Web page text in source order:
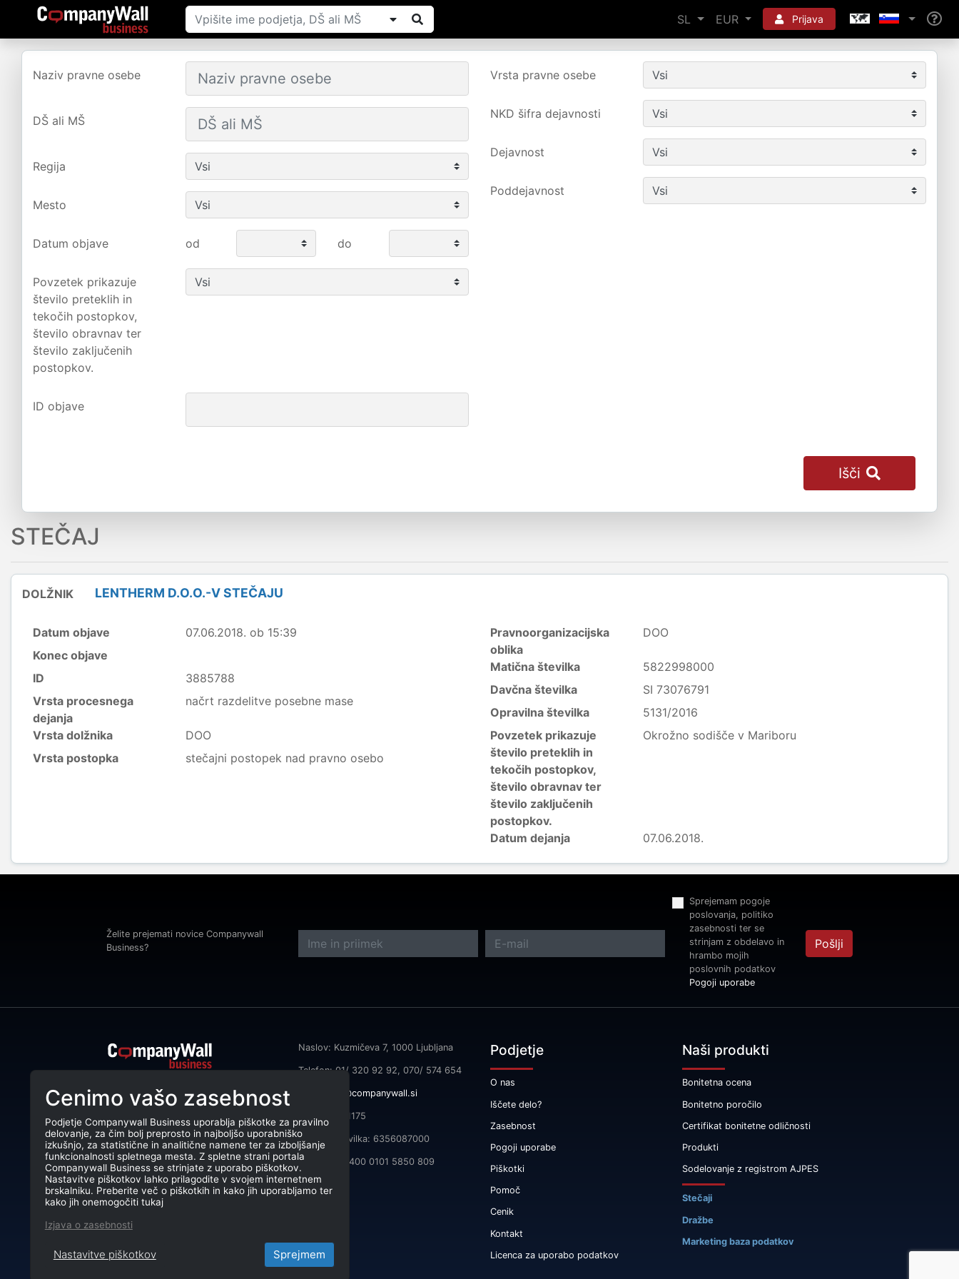
SL EUR Prijava
Naziv pravne osebe
DŠ ali MŠ
Regija
Mesto
Vrsta pravne osebe
NKD šifra dejavnosti
Dejavnost
Poddejavnost
Datum objave od do
Povzetek prikazuje
število preteklih in
tekočih postopkov,
število obravnav ter
število zaključenih
postopkov.
ID objave
Išči
STEČAJ
DOLŽNIK LENTHERM D.O.O.-V STEČAJU
Datum objave
07.06.2018. ob 15:39
Konec objave
ID
3885788
Vrsta procesnega
dejanja
načrt razdelitve posebne mase
Vrsta dolžnika
DOO
Vrsta postopka
stečajni postopek nad pravno osebo
Pravnoorganizacijska
oblika
DOO
Matična številka
5822998000
Davčna številka
SI 73076791
Opravilna številka
5131/2016
Povzetek prikazuje
število preteklih in
tekočih postopkov,
število obravnav ter
število zaključenih
postopkov.
Okrožno sodišče v Mariboru
Datum dejanja 07.06.2018.
Želite prejemati novice Companywall
Business?
Sprejemam pogoje
poslovanja, politiko
zasebnosti ter se
strinjam z obdelavo in
hrambo mojih
poslovnih podatkov
Pogoji uporabe
Pošlji
podjetjem pomaga izboljšati
poslovanje z iskanjem in povezovanjem
strank.
CompanyWall Business © 2026
Naslov: Kuzmičeva 7, 1000 Ljubljana
Telefon: 01/ 320 92 92, 070/ 574 654
info@companywall.si
DŠ: SI55591175
Matična številka: 6356087000
TRR: SI56 3400 0101 5850 809
Podjetje
O nas
Iščete delo?
Zasebnost
Pogoji uporabe
Piškotki
Pomoč
Cenik
Kontakt
Licenca za uporabo podatkov
Naši produkti
Bonitetna ocena
Bonitetno poročilo
Certifikat bonitetne odličnosti
Produkti
Sodelovanje z registrom AJPES
Stečaji
Dražbe
Marketing baza podatkov
Cenimo vašo zasebnost
Podjetje Companywall Business uporablja piškotke za pravilno
delovanje, za čim bolj preprosto in najboljšo uporabniško
izkušnjo, za statistične in analitične namene ter za izboljšanje
funkcionalnosti spletnega mesta. Z spletne strani portala
Companywall Business se strinjate z uporabo piškotkov.
Nastavitve piškotkov lahko prilagodite v svojem internetnem
brskalniku. Preberite več o piškotkih in kako jih uporabljamo ter
kako jih onemogočiti tukaj
Izjava o zasebnosti
Nastavitve piškotkov Sprejmem